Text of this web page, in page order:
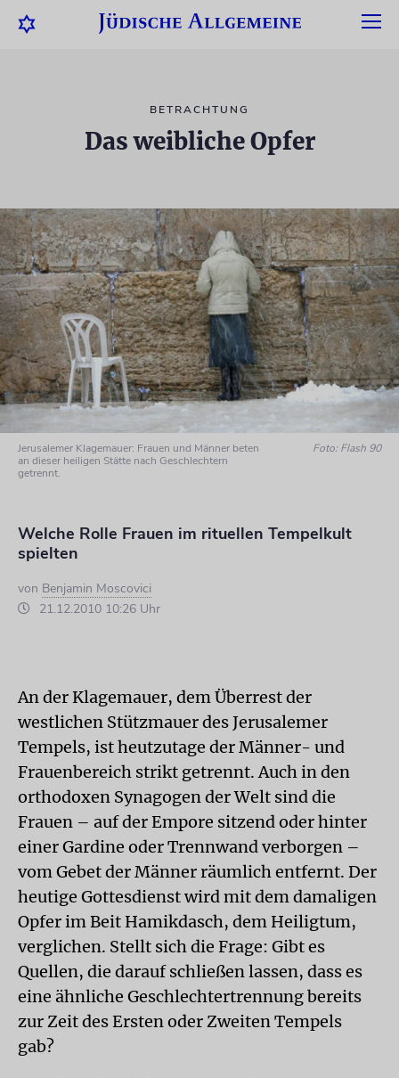
BETRACHTUNG
Das weibliche Opfer
Jerusalemer Klagemauer: Frauen und Männer beten
an dieser heiligen Stätte nach Geschlechtern
getrennt.
Foto: Flash 90
Welche Rolle Frauen im rituellen Tempelkult
spielten
von Benjamin Moscovici
21.12.2010 10:26 Uhr
An der Klagemauer, dem Überrest der
westlichen Stützmauer des Jerusalemer
Tempels, ist heutzutage der Männer- und
Frauenbereich strikt getrennt. Auch in den
orthodoxen Synagogen der Welt sind die
Frauen – auf der Empore sitzend oder hinter
einer Gardine oder Trennwand verborgen –
vom Gebet der Männer räumlich entfernt. Der
heutige Gottesdienst wird mit dem damaligen
Opfer im Beit Hamikdasch, dem Heiligtum,
verglichen. Stellt sich die Frage: Gibt es
Quellen, die darauf schließen lassen, dass es
eine ähnliche Geschlechtertrennung bereits
zur Zeit des Ersten oder Zweiten Tempels
gab?